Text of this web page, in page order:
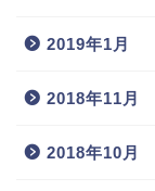
2019年1月
2018年11月
2018年10月